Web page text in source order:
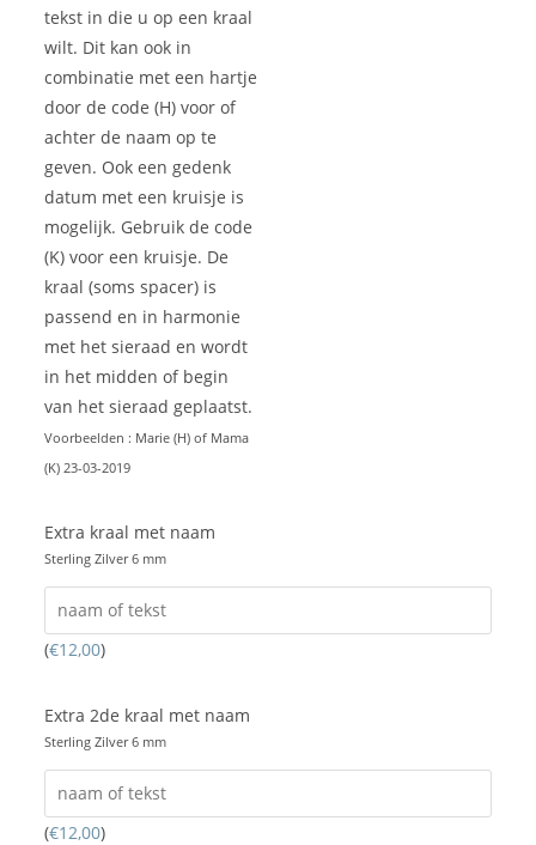
tekst in die u op een kraal
wilt. Dit kan ook in
combinatie met een hartje
door de code (H) voor of
achter de naam op te
geven. Ook een gedenk
datum met een kruisje is
mogelijk. Gebruik de code
(K) voor een kruisje. De
kraal (soms spacer) is
passend en in harmonie
met het sieraad en wordt
in het midden of begin
van het sieraad geplaatst.
Voorbeelden : Marie (H) of Mama
(K) 23-03-2019
Extra kraal met naam
Sterling Zilver 6 mm
(€12,00)
Extra 2de kraal met naam
Sterling Zilver 6 mm
(€12,00)